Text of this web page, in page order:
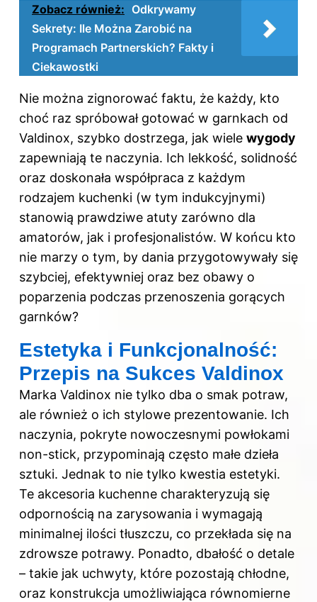
Zobacz również: Odkrywamy
Sekrety: Ile Można Zarobić na
Programach Partnerskich? Fakty i
Ciekawostki
Nie można zignorować faktu, że każdy, kto
choć raz spróbował gotować w garnkach od
Valdinox, szybko dostrzega, jak wiele wygody
zapewniają te naczynia. Ich lekkość, solidność
oraz doskonała współpraca z każdym
rodzajem kuchenki (w tym indukcyjnymi)
stanowią prawdziwe atuty zarówno dla
amatorów, jak i profesjonalistów. W końcu kto
nie marzy o tym, by dania przygotowywały się
szybciej, efektywniej oraz bez obawy o
poparzenia podczas przenoszenia gorących
garnków?
Estetyka i Funkcjonalność:
Przepis na Sukces Valdinox
Marka Valdinox nie tylko dba o smak potraw,
ale również o ich stylowe prezentowanie. Ich
naczynia, pokryte nowoczesnymi powłokami
non-stick, przypominają często małe dzieła
sztuki. Jednak to nie tylko kwestia estetyki.
Te akcesoria kuchenne charakteryzują się
odpornością na zarysowania i wymagają
minimalnej ilości tłuszczu, co przekłada się na
zdrowsze potrawy. Ponadto, dbałość o detale
– takie jak uchwyty, które pozostają chłodne,
oraz konstrukcja umożliwiająca równomierne